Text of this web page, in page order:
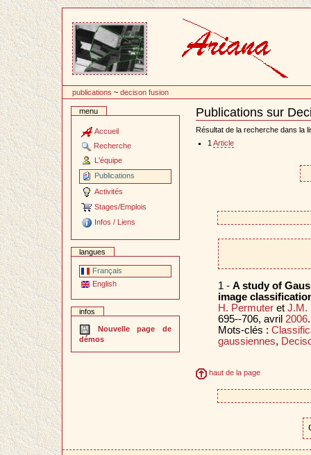
contenu
publications ~decison fusion
menu
Accueil
Recherche
L'équipe
Publications
Activités
Stages/Emplois
Infos / Liens
langues
Français
English
infos
Nouvelle page de
démos
Publications sur
Document
Actions
Résultat de la recherche dans la
1 Article
1 - A study of
image
H. Permuteret J.M.
695--706, avril 2006.
Mots-clés :
gaussiennes,
haut de la page